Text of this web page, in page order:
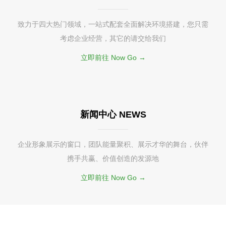
致力于四大热门领域，一站式配套全面解决环境搭建，您只需
考虑企业经营，其它的请交给我们
立即前往 Now Go →
新闻中心 NEWS
企业形象展示的窗口，团队能量聚积、展示才华的舞台，伙伴
携手共赢、价值创造的发源地
立即前往 Now Go →